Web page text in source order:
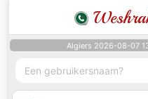
Algiers 2026-08-07